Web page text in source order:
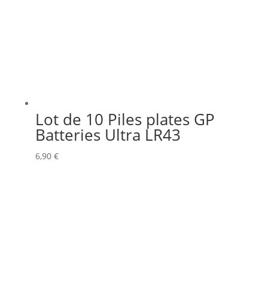
Lot de 10 Piles plates GP
Batteries Ultra LR43
6,90 €